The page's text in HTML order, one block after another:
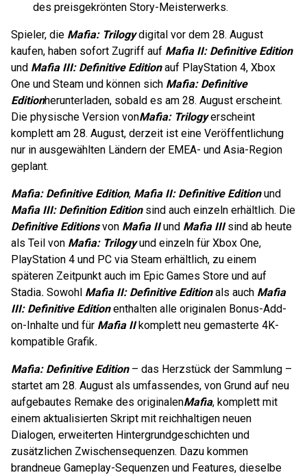
des preisgekrönten Story-Meisterwerks.
Spieler, die Mafia: Trilogydigital vor dem 28. August
kaufen, haben sofort Zugriff auf Mafia II: Definitive Edition
und Mafia III: Definitive Editionauf PlayStation 4, Xbox
One und Steam und können sich Mafia: Definitive
Editionherunterladen, sobald es am 28. August erscheint.
Die physische Version vonMafia: Trilogyerscheint
komplett am 28. August, derzeit ist eine Veröffentlichung
nur in ausgewählten Ländern der EMEA- und Asia-Region
geplant.
Mafia: Definitive Edition, Mafia II: Definitive Editionund
Mafia III: Definition Editionsind auch einzeln erhältlich. Die
Definitive Editionsvon Mafia IIund Mafia IIIsind ab heute
als Teil von Mafia: Trilogyund einzeln für Xbox One,
PlayStation 4 und PC via Steam erhältlich, zu einem
späteren Zeitpunkt auch im Epic Games Store und auf
Stadia. Sowohl Mafia II: Definitive Editionals auch Mafia
III: Definitive Editionenthalten alle originalen Bonus-Add-
on-Inhalte und für Mafia IIkomplett neu gemasterte 4K-
kompatible Grafik.
Mafia: Definitive Edition – das Herzstück der Sammlung –
startet am 28. August als umfassendes, von Grund auf neu
aufgebautes Remake des originalenMafia, komplett mit
einem aktualisierten Skript mit reichhaltigen neuen
Dialogen, erweiterten Hintergrundgeschichten und
zusätzlichen Zwischensequenzen. Dazu kommen
brandneue Gameplay-Sequenzen und Features, dieselbe